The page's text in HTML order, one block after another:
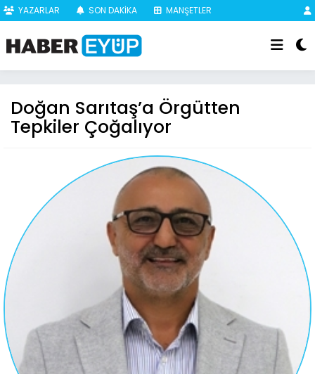
YAZARLAR SON DAKİKA MANŞETLER
Doğan Sarıtaş’a Örgütten
Tepkiler Çoğalıyor